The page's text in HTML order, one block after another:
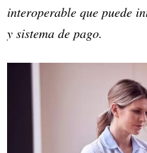
interoperable que puede
y sistema de pago.